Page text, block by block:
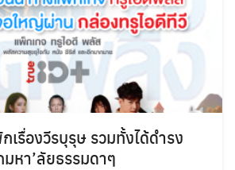
เรื่องวีรบุรุษ รวมทั้งได้ดำรง
มหา’ลัยธรรมดาๆ